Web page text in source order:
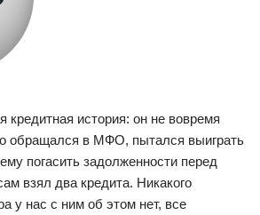
кредитная история: он не вовремя
обращался в МФО, пытался выиграть
погасить задолженности перед
взял два кредита. Никакого
у нас с ним об этом нет, все